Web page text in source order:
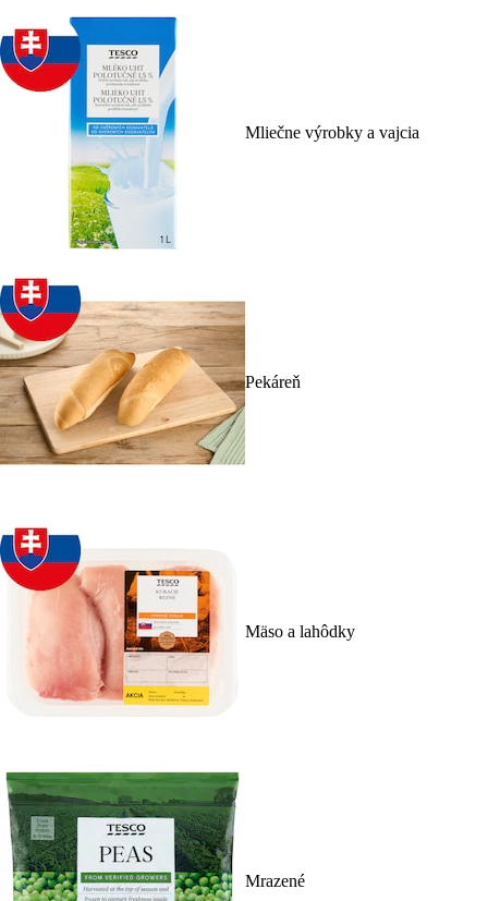
Mliečne výrobky a vajcia
Pekáreň
Mäso a lahôdky
Mrazené